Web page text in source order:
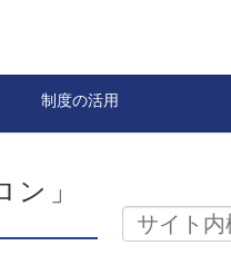
制度の活用
ン」